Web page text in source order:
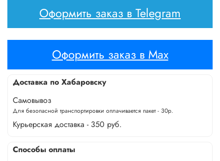
Оформить заказ в Telegram
Оформить заказ в Max
Доставка по Хабаровску
Самовывоз
Для безопасной транспортировки оплачивается пакет - 30р.
Курьерская доставка - 350 руб.
Способы оплаты